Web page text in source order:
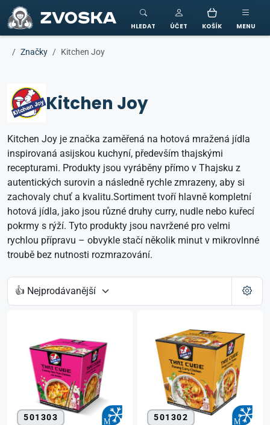
ZVOSKA
HLEDAT ÚČET KOŠÍK MENU
Značky Kitchen Joy
Kitchen Joy
Kitchen Joy je značka zaměřená na hotová mražená jídla
inspirovaná asijskou kuchyní, především thajskými
recepturami. Produkty jsou vyráběny přímo v Thajsku z
autentických surovin a následně rychle zmrazeny, aby si
zachovaly chuť a kvalitu.Sortiment tvoří hlavně kompletní
hotová jídla, jako jsou různé druhy curry, nudle nebo kuřecí
pokrmy s rýží. Tyto produkty jsou navržené pro velmi
rychlou přípravu – obvykle stačí několik minut v mikrovlnné
troubě bez nutnosti rozmrazování.
501303 501302